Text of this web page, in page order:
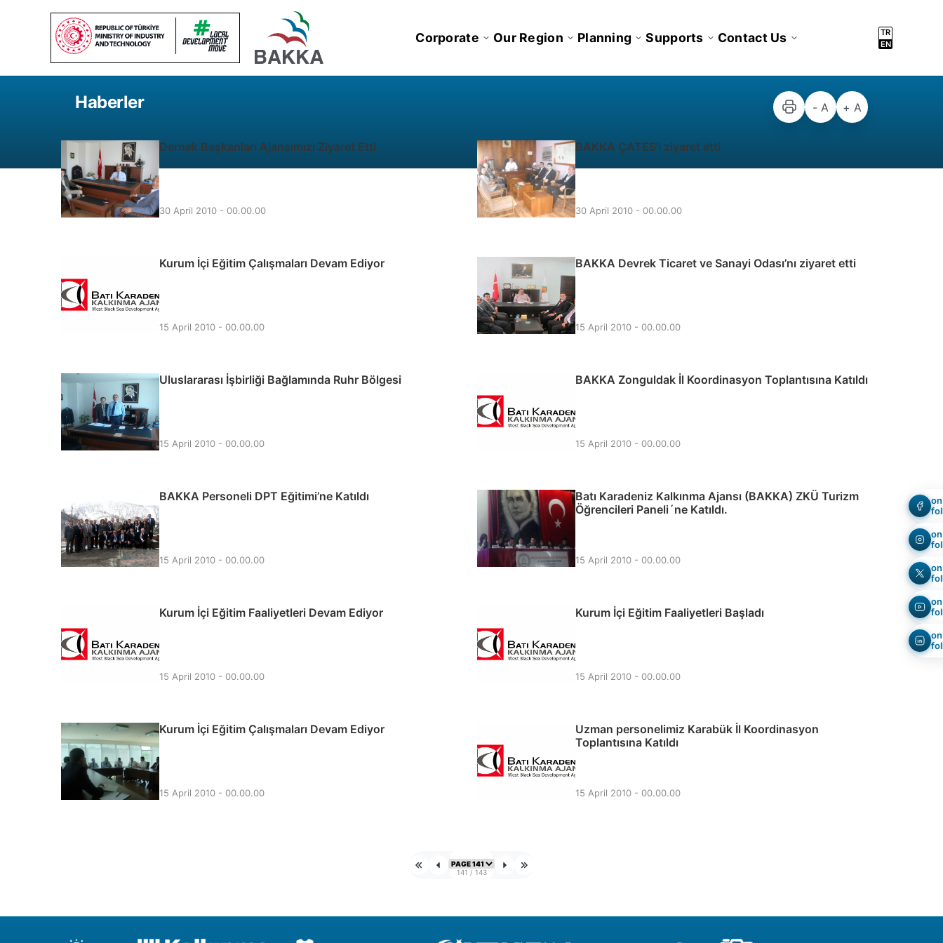
Corporate Our Region Planning Supports Contact Us
TR
EN
Haberler - A + A
Dernek Başkanları Ajansımızı Ziyaret Etti
30 April 2010 - 00.00.00
BAKKA ÇATES’i ziyaret etti
30 April 2010 - 00.00.00
Kurum İçi Eğitim Çalışmaları Devam Ediyor
15 April 2010 - 00.00.00
BAKKA Devrek Ticaret ve Sanayi Odası’nı ziyaret etti
15 April 2010 - 00.00.00
Uluslararası İşbirliği Bağlamında Ruhr Bölgesi
15 April 2010 - 00.00.00
BAKKA Zonguldak İl Koordinasyon Toplantısına Katıldı
15 April 2010 - 00.00.00
BAKKA Personeli DPT Eğitimi’ne Katıldı
15 April 2010 - 00.00.00
Batı Karadeniz Kalkınma Ajansı (BAKKA) ZKÜ Turizm
Öğrencileri Paneli´ne Katıldı.
15 April 2010 - 00.00.00
Kurum İçi Eğitim Faaliyetleri Devam Ediyor
15 April 2010 - 00.00.00
Kurum İçi Eğitim Faaliyetleri Başladı
15 April 2010 - 00.00.00
Kurum İçi Eğitim Çalışmaları Devam Ediyor
15 April 2010 - 00.00.00
Uzman personelimiz Karabük İl Koordinasyon
Toplantısına Katıldı
15 April 2010 - 00.00.00
141 / 143